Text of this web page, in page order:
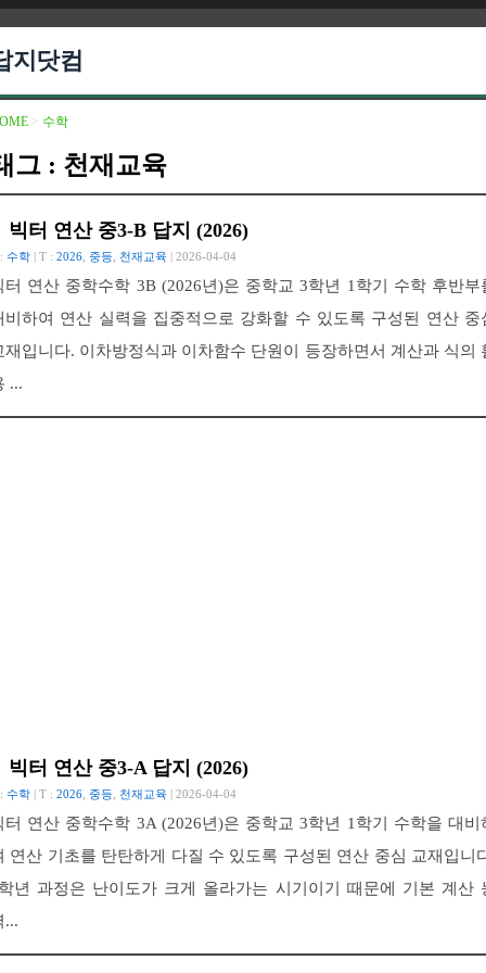
지닷컴
> 수학
그 : 천재교육
빅터 연산 중3-B 답지 (2026)
수학 | T : 2026 중등 천재교육 | 2026-04-04
터 연산 중학수학 3B (2026년)은 중학교 3학년 1학기 수학 후반부
비하여 연산 실력을 집중적으로 강화할 수 있도록 구성된 연산 중
재입니다. 이차방정식과 이차함수 단원이 등장하면서 계산과 식의
...
빅터 연산 중3-A 답지 (2026)
수학 | T : 2026 중등 천재교육 | 2026-04-04
터 연산 중학수학 3A (2026년)은 중학교 3학년 1학기 수학을 대비
연산 기초를 탄탄하게 다질 수 있도록 구성된 연산 중심 교재입니
년 과정은 난이도가 크게 올라가는 시기이기 때문에 기본 계산
...